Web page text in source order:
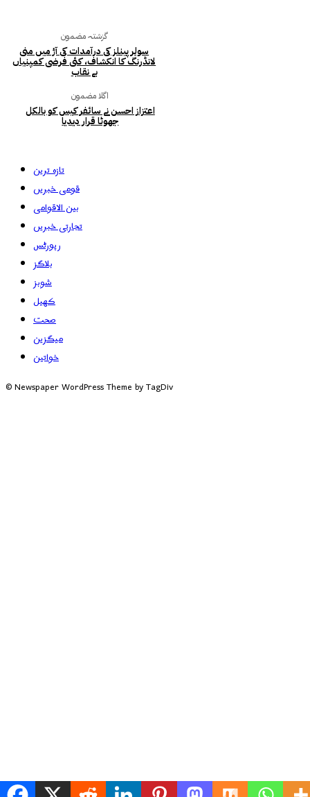
گزشتہ مضمون
سولر پینلز کی درآمدات کی آڑ میں منی
لانڈرنگ کا انکشاف، کئی فرضی کمپنیاں
بے نقاب
اگلا مضمون
اعتزاز احسن نے سائفر کیس کو بالکل
جھوٹا قرار دیدیا
تازہ ترین
قومی خبریں
بین الاقوامی
تجارتی خبریں
رپورٹس
بلاگز
شوبز
کھیل
صحت
میگزین
خواتین
© Newspaper WordPress Theme by TagDiv